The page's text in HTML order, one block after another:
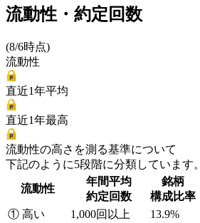
流動性・約定回数
(8/6時点)
流動性
直近1年平均
直近1年最高
流動性の高さを測る基準について
下記のように5段階に分類しています。
流動性
年間平均
約定回数
銘柄
構成比率
① 高い
1,000回以上
13.9%